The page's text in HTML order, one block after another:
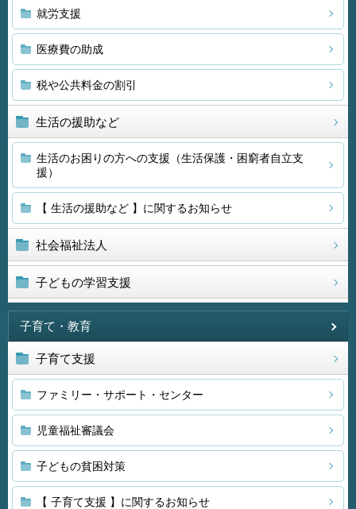
就労支援
医療費の助成
税や公共料金の割引
生活の援助など
生活のお困りの方への支援（生活保護・困窮者自立支
援）
【 生活の援助など 】に関するお知らせ
社会福祉法人
子どもの学習支援
子育て・教育
子育て支援
ファミリー・サポート・センター
児童福祉審議会
子どもの貧困対策
【 子育て支援 】に関するお知らせ